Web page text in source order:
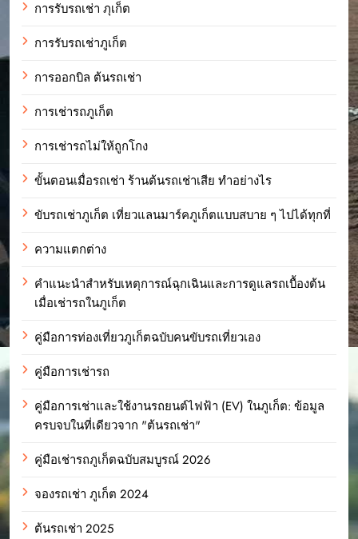
การรับรถเช่า ภุเก็ต
การรับรถเช่าภูเก็ต
การออกบิล ต้นรถเช่า
การเช่ารถภูเก็ต
การเช่ารถไม่ให้ถูกโกง
ขั้นตอนเมื่อรถเช่า ร้านต้นรถเช่าเสีย ทำอย่างไร
ขับรถเช่าภูเก็ต เที่ยวแลนมาร์คภูเก็ตแบบสบาย ๆ ไปได้ทุกที่
ความแตกต่าง
คำแนะนำสำหรับเหตุการณ์ฉุกเฉินและการดูแลรถเบื้องต้น
เมื่อเช่ารถในภูเก็ต
คู่มือการท่องเที่ยวภูเก็ตฉบับคนขับรถเที่ยวเอง
คู่มือการเช่ารถ
คู่มือการเช่าและใช้งานรถยนต์ไฟฟ้า (EV) ในภูเก็ต: ข้อมูล
ครบจบในที่เดียวจาก "ต้นรถเช่า"
คู่มือเช่ารถภูเก็ตฉบับสมบูรณ์ 2026
จองรถเช่า ภูเก็ต 2024
ต้นรถเช่า 2025